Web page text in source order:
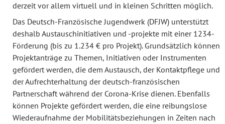
derzeit vor allem virtuell und in kleinen Schritten möglich.
Das Deutsch-Französische Jugendwerk (DFJW) unterstützt
deshalb Austauschinitiativen und -projekte mit einer 1234-
Förderung (bis zu 1.234 € pro Projekt). Grundsätzlich können
Projektanträge zu Themen, Initiativen oder Instrumenten
gefördert werden, die dem Austausch, der Kontaktpflege und
der Aufrechterhaltung der deutsch-französischen
Partnerschaft während der Corona-Krise dienen. Ebenfalls
können Projekte gefördert werden, die eine reibungslose
Wiederaufnahme der Mobilitätsbeziehungen in Zeiten nach